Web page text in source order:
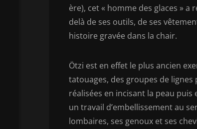
ère), cet « homme des glaces »
delà de ses outils, de ses
histoire gravée dans la chair.
Ötzi est en effet le plus ancien
tatouages, des groupes de
réalisées en incisant la peau
un travail d’embellissement au
lombaires, ses genoux et ses